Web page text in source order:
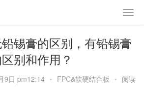
锡膏的区别，有铅锡膏
别和作用？
9日 pm12:14 • FPC&软硬结合板 • 阅读